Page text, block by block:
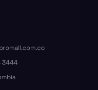
3444